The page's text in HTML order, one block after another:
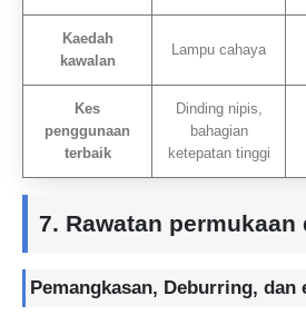
Kaedah
kawalan
Lampu cahaya
Kes
penggunaan
terbaik
Dinding nipis,
bahagian
ketepatan tinggi
7. Rawatan permukaan
Pemangkasan, Deburring, dan